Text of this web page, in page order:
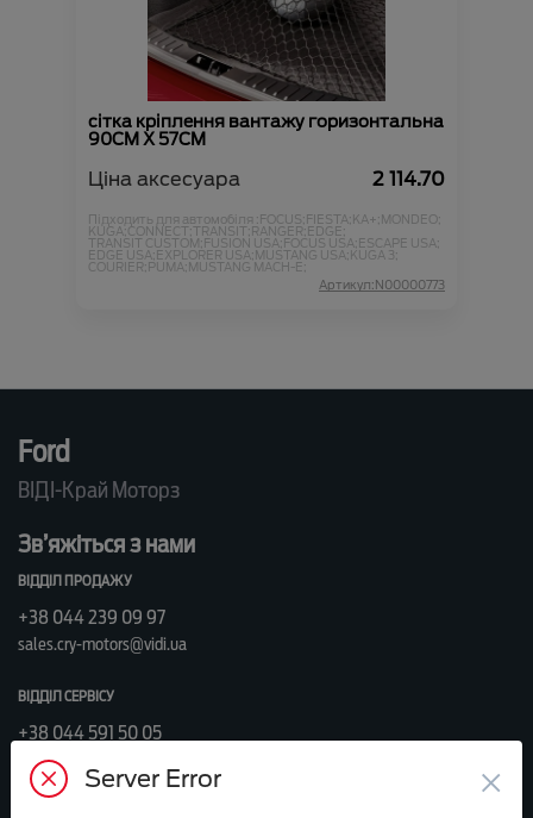
сітка кріплення вантажу горизонтальна
90CM X 57CM
Ціна аксесуара 2 114.70
Підходить для автомобіля :FOCUS;FIESTA;KA+;MONDEO;
KUGA;CONNECT;TRANSIT;RANGER;EDGE;
TRANSIT CUSTOM;FUSION USA;FOCUS USA;ESCAPE USA;
EDGE USA;EXPLORER USA;MUSTANG USA;KUGA 3;
COURIER;PUMA;MUSTANG MACH-E;
Артикул:N00000773
Ford
ВІДІ-Край Моторз
Зв’яжіться з нами
ВІДДІЛ ПРОДАЖУ
+38 044 239 09 97
sales.cry-motors@vidi.ua
ВІДДІЛ СЕРВІСУ
+38 044 591 50 05
service.cry-motors@vidi.ua
Server Error ×